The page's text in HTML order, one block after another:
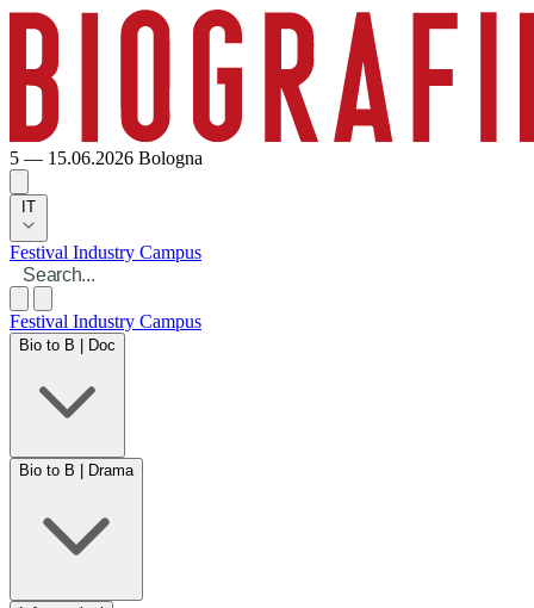
5 — 15.06.2026 Bologna
IT
Festival Industry Campus
Festival Industry Campus
Bio to B | Doc
Bio to B | Drama